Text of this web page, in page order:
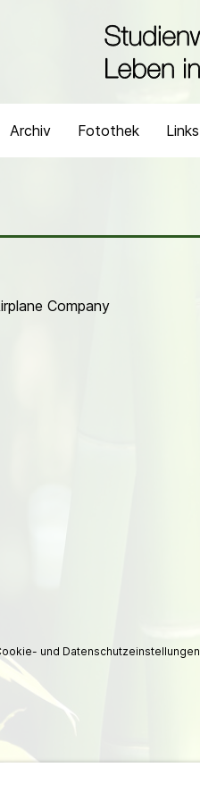
Archiv Fotothek Links
Company
und Datenschutzeinstellungen